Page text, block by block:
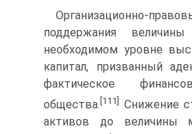
Организационно-
поддержания
необходимом уровне
капитал, призванный
фактическое
общества. [111]
Снижение
активов до величины